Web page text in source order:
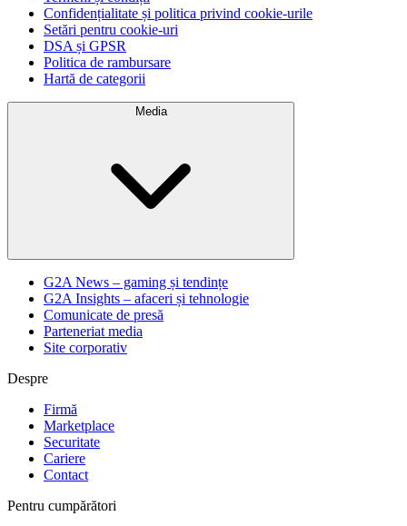
Confidențialitate și politica privind cookie-urile
Setări pentru cookie-uri
DSA și GPSR
Politica de rambursare
Hartă de categorii
Media
G2A News – gaming și tendințe
G2A Insights – afaceri și tehnologie
Comunicate de presă
Parteneriat media
Site corporativ
Despre
Firmă
Marketplace
Securitate
Cariere
Contact
Pentru cumpărători